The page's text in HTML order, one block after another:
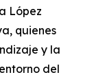
López
quienes
y la
del